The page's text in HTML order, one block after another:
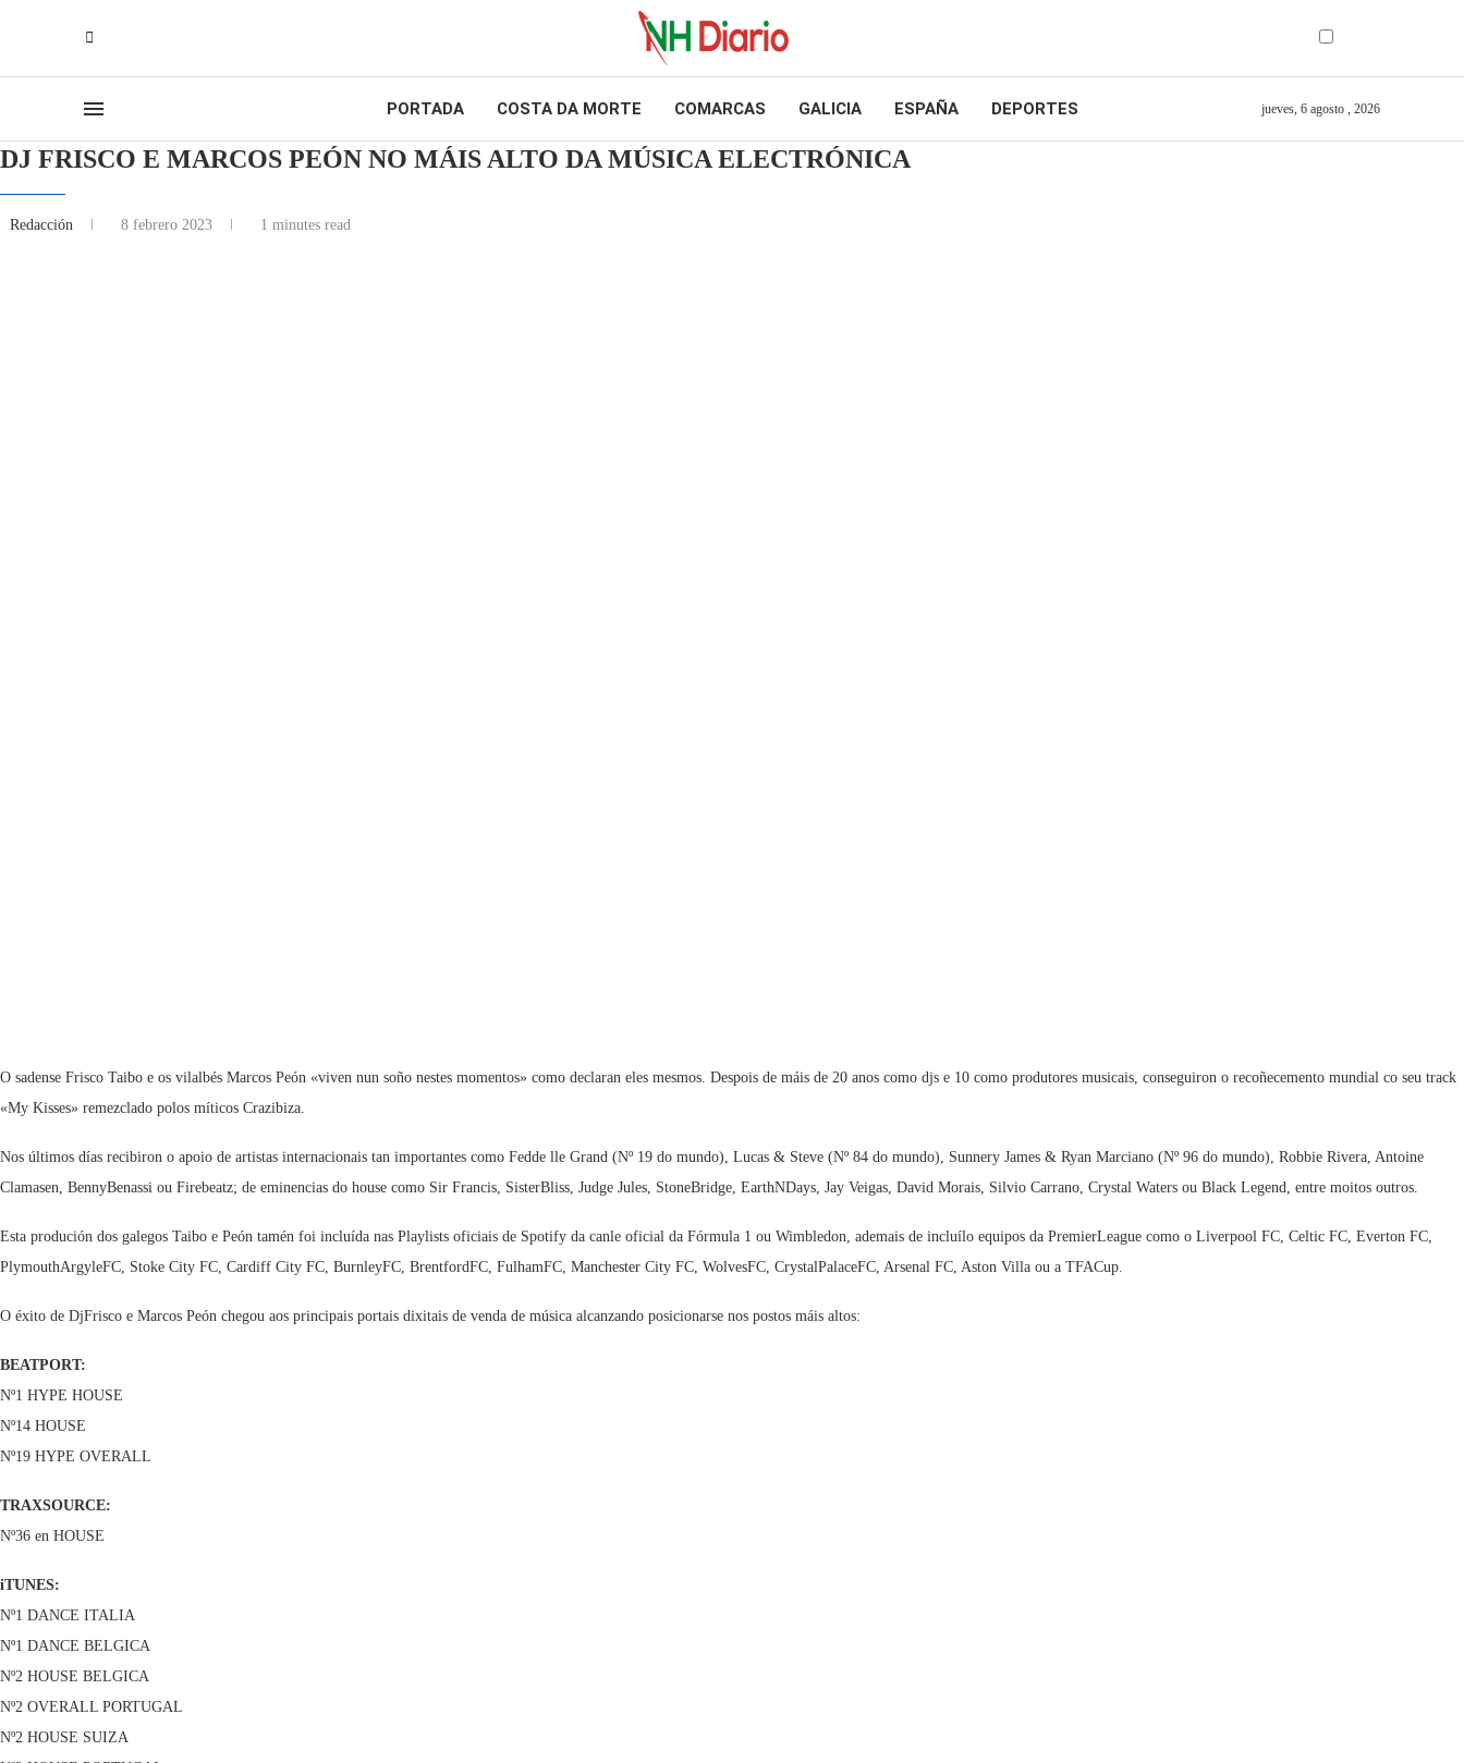
PORTADA COSTA DA MORTE COMARCAS GALICIA ESPAÑA DEPORTES jueves, 6 agosto , 2026
DJ FRISCO E MARCOS PEÓN NO MÁIS ALTO DA MÚSICA ELECTRÓNICA
Redacción 8 febrero 2023 1 minutes read
O sadense Frisco Taibo e os vilalbés Marcos Peón «viven nun soño nestes momentos» como declaran eles mesmos. Despois de máis de 20 anos como djs e 10 como produtores musicais, conseguiron o recoñecemento mundial co seu track
«My Kisses» remezclado polos míticos Crazibiza.
Nos últimos días recibiron o apoio de artistas internacionais tan importantes como Fedde lle Grand (Nº 19 do mundo), Lucas & Steve (Nº 84 do mundo), Sunnery James & Ryan Marciano (Nº 96 do mundo), Robbie Rivera, Antoine
Clamasen, BennyBenassi ou Firebeatz; de eminencias do house como Sir Francis, SisterBliss, Judge Jules, StoneBridge, EarthNDays, Jay Veigas, David Morais, Silvio Carrano, Crystal Waters ou Black Legend, entre moitos outros.
Esta produción dos galegos Taibo e Peón tamén foi incluída nas Playlists oficiais de Spotify da canle oficial da Fórmula 1 ou Wimbledon, ademais de incluílo equipos da PremierLeague como o Liverpool FC, Celtic FC, Everton FC,
PlymouthArgyleFC, Stoke City FC, Cardiff City FC, BurnleyFC, BrentfordFC, FulhamFC, Manchester City FC, WolvesFC, CrystalPalaceFC, Arsenal FC, Aston Villa ou a TFACup.
O éxito de DjFrisco e Marcos Peón chegou aos principais portais dixitais de venda de música alcanzando posicionarse nos postos máis altos:
BEATPORT:
Nº1 HYPE HOUSE
Nº14 HOUSE
Nº19 HYPE OVERALL
TRAXSOURCE:
Nº36 en HOUSE
iTUNES:
Nº1 DANCE ITALIA
Nº1 DANCE BELGICA
Nº2 HOUSE BELGICA
Nº2 OVERALL PORTUGAL
Nº2 HOUSE SUIZA